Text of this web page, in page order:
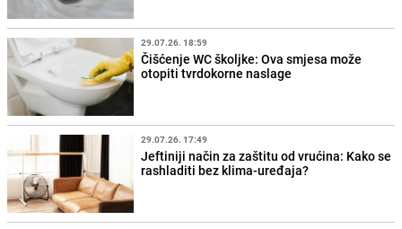
29.07.26. 18:59
Čišćenje WC školjke: Ova smjesa može
otopiti tvrdokorne naslage
29.07.26. 17:49
Jeftiniji način za zaštitu od vrućina: Kako se
rashladiti bez klima-uređaja?